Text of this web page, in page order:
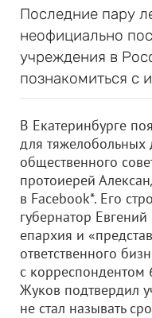
Последние пару
неофициально
учреждения в
познакомиться с
В Екатеринбурге
для тяжелобольных
общественного
протоиерей
в Facebook*. Его
губернатор
епархия и
ответственного
с корреспондентом
Жуков подтвердил
не стал называть